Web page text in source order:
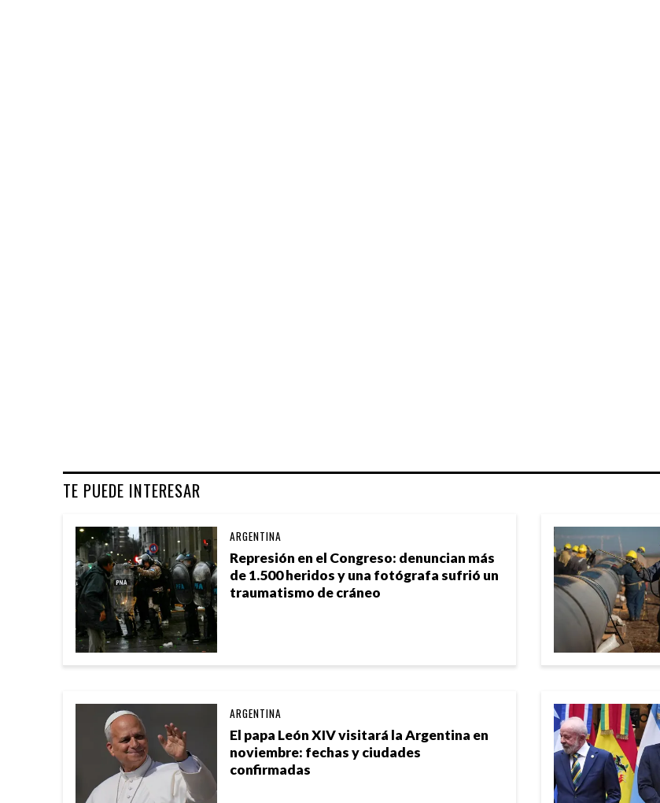
TE PUEDE INTERESAR
Represión en el Congreso: denuncian más
de 1.500 heridos y una fotógrafa sufrió un
traumatismo de cráneo
ARGENTINA
El papa León XIV visitará la Argentina en
noviembre: fechas y ciudades
confirmadas
ARGENTINA